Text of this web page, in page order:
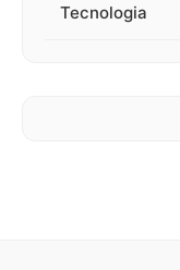
Tecnologia